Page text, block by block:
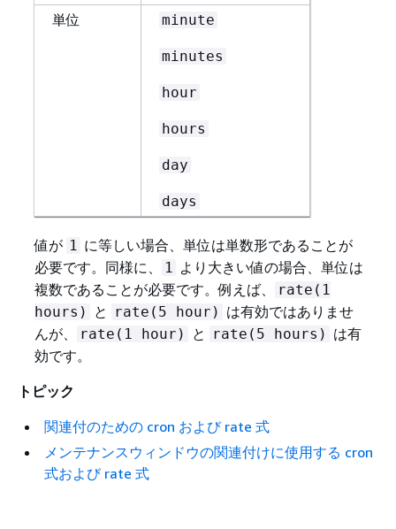
単位
minute
minutes
hour
hours
day
days
値が 1 に等しい場合、単位は単数形であることが
必要です。同様に、
1 より大きい値の場合、単位は
複数であることが必要です。例えば、
rate(1
hours)
と rate(5 hour) は有効ではありませ
んが、
rate(1 hour) と rate(5 hours) は有
効です。
トピック
関連付のための cron および rate 式
メンテナンスウィンドウの関連付けに使用する cron
式および rate 式